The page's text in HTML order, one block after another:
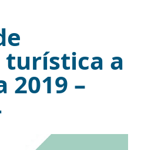
turística a
2019 –